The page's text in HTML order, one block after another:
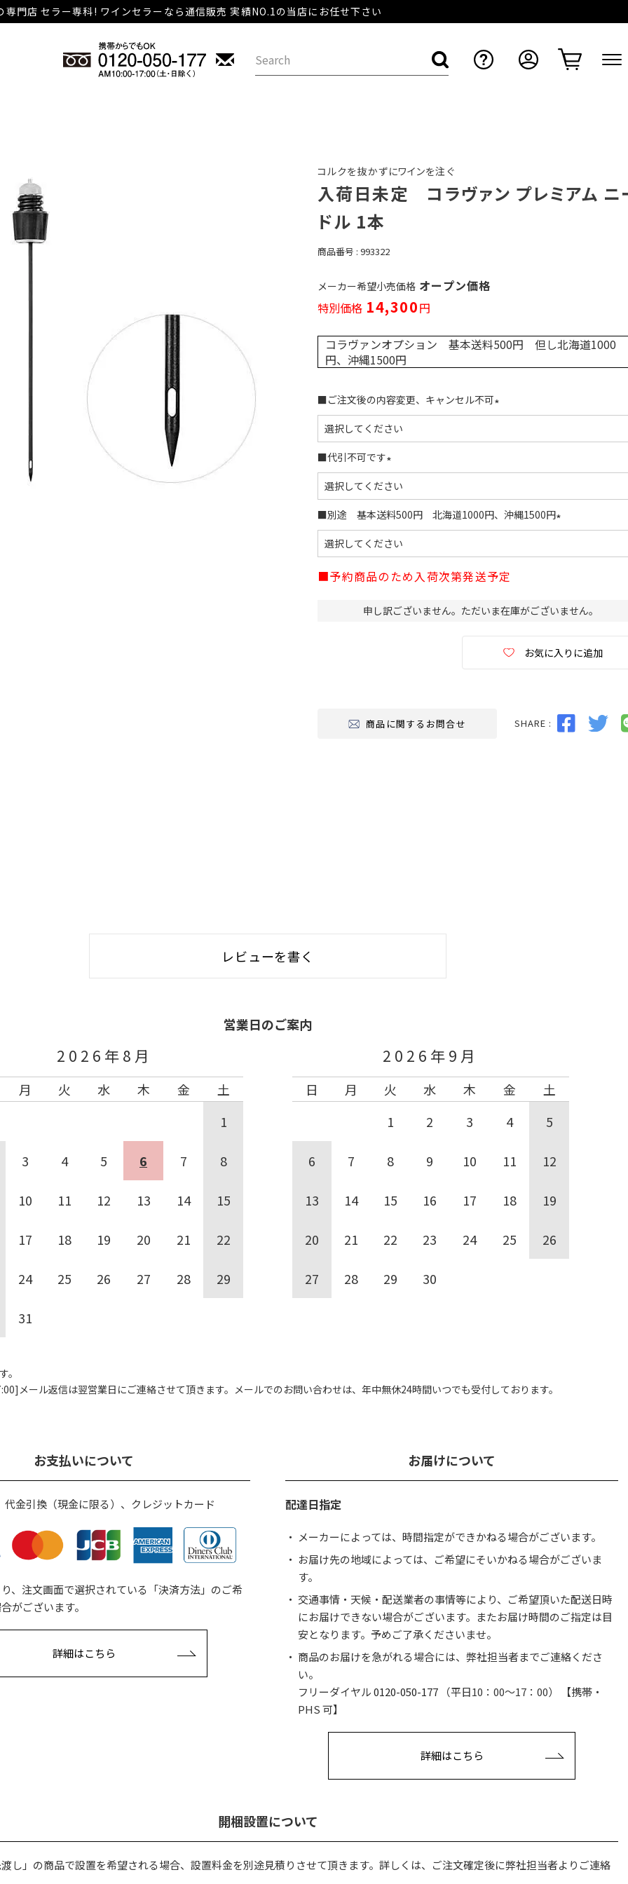
専門店 セラー専科! ワインセラーなら通信販売 実績NO.1の当店にお任せ下さい
コルクを抜かずにワインを注ぐ
入荷日未定 コラヴァン プレミアム ニ
ドル 1本
商品番号 993322
メーカー希望小売価格 オープン価格
特別価格 14,300
コラヴァンオプション 基本送料500円 但し北海道1000
円、沖縄1500円
■ご注文後の内容変更、キャンセル不可
)
■代引不可です
(
必
須
)
■別途 基本送料500円 北海道1000円、沖縄1500円
■予約商品のため入荷次第発送予定
申し訳ございません。ただいま在庫がございません。
お気に入りに追加
商品に関するお問合せ SHARE :
レビューを書く
営業日のご案内
2026年8月
月 火 水 木 金
土
1
3 4 5 6 7 8
10 11 12 13 14 15
17 18 19 20 21 22
24 25 26 27 28 29
31
2026年9月
日 月 火 水 木 金
土
1
2 3 4 5
6 7 8 9 10 11 12
13 14 15 16 17 18 19
20 21 22 23 24 25 26
27 28 29 30
。
メール返信は翌営業日にご連絡させて頂きます。 メールでのお問い合わせは、 年中無休24時間いつでも受付しております。
お支払いについて
代金引換（現金に限る）、クレジットカード
、注文画面で選択されている「決済方法」のご希
がございます。
詳細はこちら
お届けについて
配達日指定
メーカーによっては、時間指定ができかねる場合がございます。
お届け先の地域によっては、ご希望にそいかねる場合がございま
す。
交通事情・天候・配送業者の事情等により、ご希望頂いた配送日時
にお届けできない場合がございます。またお届け時間のご指定は目
安となります。予めご了承くださいませ。
商品のお届けを急がれる場合には、弊社担当者までご連絡くださ
い。
フリーダイヤル0120-050-177 （平日10：00〜17：00） 【携帯・
PHS 可】
詳細はこちら
開梱設置について
し」の商品で設置を希望される場合、設置料金を別途見積りさせて頂きます。詳しくは、ご注文確定後に弊社担当者よりご連絡